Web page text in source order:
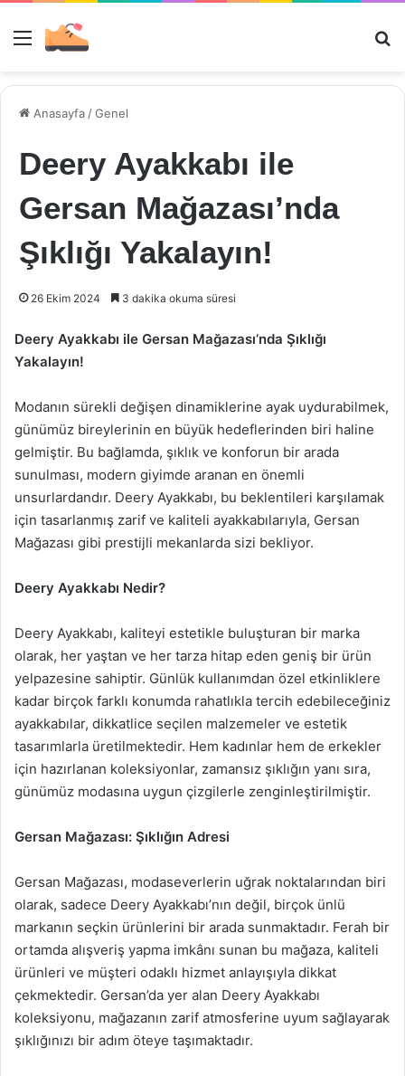
Menü
Anasayfa /Genel
Deery Ayakkabı ile
Gersan Mağazası’nda
Şıklığı Yakalayın!
26 Ekim 2024 3 dakika okuma süresi
Deery Ayakkabı ile Gersan Mağazası’nda Şıklığı
Yakalayın!
Modanın sürekli değişen dinamiklerine ayak uydurabilmek,
günümüz bireylerinin en büyük hedeflerinden biri haline
gelmiştir. Bu bağlamda, şıklık ve konforun bir arada
sunulması, modern giyimde aranan en önemli
unsurlardandır. Deery Ayakkabı, bu beklentileri karşılamak
için tasarlanmış zarif ve kaliteli ayakkabılarıyla, Gersan
Mağazası gibi prestijli mekanlarda sizi bekliyor.
Deery Ayakkabı Nedir?
Deery Ayakkabı, kaliteyi estetikle buluşturan bir marka
olarak, her yaştan ve her tarza hitap eden geniş bir ürün
yelpazesine sahiptir. Günlük kullanımdan özel etkinliklere
kadar birçok farklı konumda rahatlıkla tercih edebileceğiniz
ayakkabılar, dikkatlice seçilen malzemeler ve estetik
tasarımlarla üretilmektedir. Hem kadınlar hem de erkekler
için hazırlanan koleksiyonlar, zamansız şıklığın yanı sıra,
günümüz modasına uygun çizgilerle zenginleştirilmiştir.
Gersan Mağazası: Şıklığın Adresi
Gersan Mağazası, modaseverlerin uğrak noktalarından biri
olarak, sadece Deery Ayakkabı’nın değil, birçok ünlü
markanın seçkin ürünlerini bir arada sunmaktadır. Ferah bir
ortamda alışveriş yapma imkânı sunan bu mağaza, kaliteli
ürünleri ve müşteri odaklı hizmet anlayışıyla dikkat
çekmektedir. Gersan’da yer alan Deery Ayakkabı
koleksiyonu, mağazanın zarif atmosferine uyum sağlayarak
şıklığınızı bir adım öteye taşımaktadır.